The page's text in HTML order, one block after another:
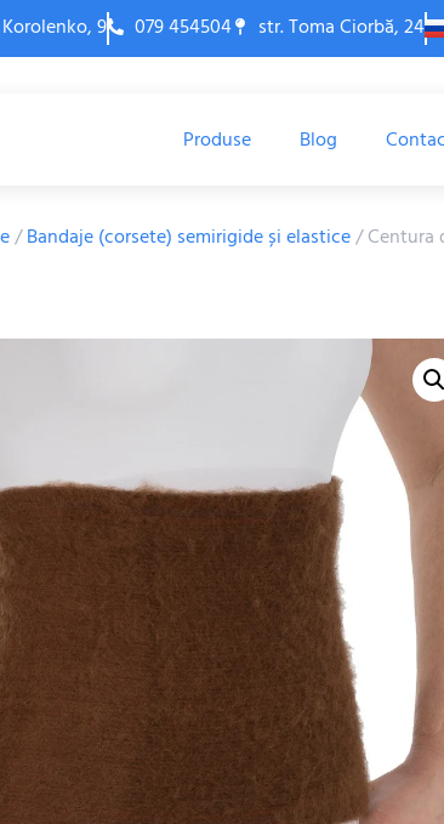
9 079 454504 str. Toma Ciorbă, 24
Produse Blog
/Bandaje (corsete) semirigide și elastice/ Centura